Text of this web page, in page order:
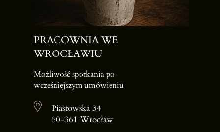
Możliwość spotkania po
wcześniejszym umówieniu
PRACOWNIA WE
WROCŁAWIU
Piastowska 34
50-361 Wrocław